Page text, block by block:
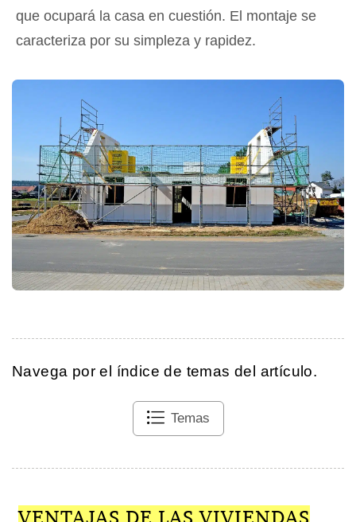
que ocupará la casa en cuestión. El montaje se
caracteriza por su simpleza y rapidez.
Navega por el índice de temas del artículo.
Temas